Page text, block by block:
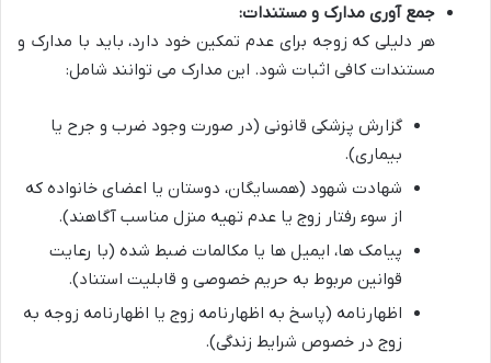
جمع آوری مدارک و مستندات:
هر دلیلی که زوجه برای عدم تمکین خود دارد، باید با مدارک و
مستندات کافی اثبات شود. این مدارک می توانند شامل:
گزارش پزشکی قانونی (در صورت وجود ضرب و جرح یا
بیماری).
شهادت شهود (همسایگان، دوستان یا اعضای خانواده که
از سوء رفتار زوج یا عدم تهیه منزل مناسب آگاهند).
پیامک ها، ایمیل ها یا مکالمات ضبط شده (با رعایت
قوانین مربوط به حریم خصوصی و قابلیت استناد).
اظهارنامه (پاسخ به اظهارنامه زوج یا اظهارنامه زوجه به
زوج در خصوص شرایط زندگی).